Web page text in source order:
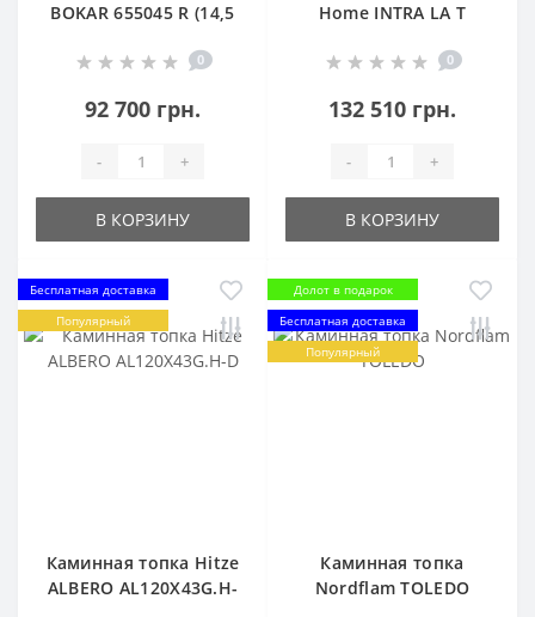
BOKAR 655045 R (14,5
0
92 700 грн.
- +
В КОРЗИНУ
Home INTRA LA T
0
132 510 грн.
- +
В КОРЗИНУ
Бесплатная доставка
Популярный
Каминная топка Hitze
ALBERO AL120X43G.H-
Долот в подарок
Бесплатная доставка
Популярный
Каминная топка
Nordflam TOLEDO